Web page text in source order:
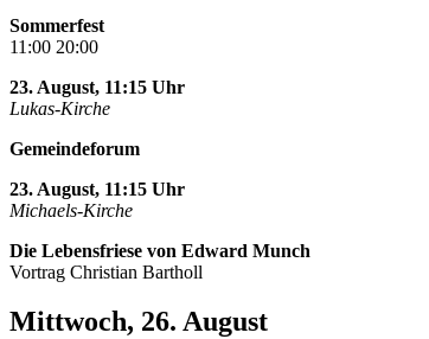
Sommerfest
11:00 20:00
23. August, 11:15 Uhr
Lukas-Kirche
Gemeindeforum
23. August, 11:15 Uhr
Michaels-Kirche
Die Lebensfriese von Edward Munch
Vortrag Christian Bartholl
Mittwoch, 26. August